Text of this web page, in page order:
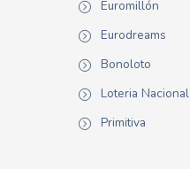
Euromillón
Eurodreams
Bonoloto
Loteria Nacional
Primitiva